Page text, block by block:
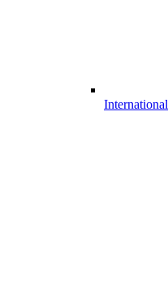
International